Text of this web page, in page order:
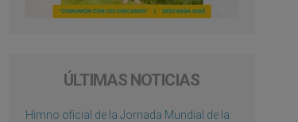
ÚLTIMAS NOTICIAS
Himno oficial de la Jornada Mundial de la